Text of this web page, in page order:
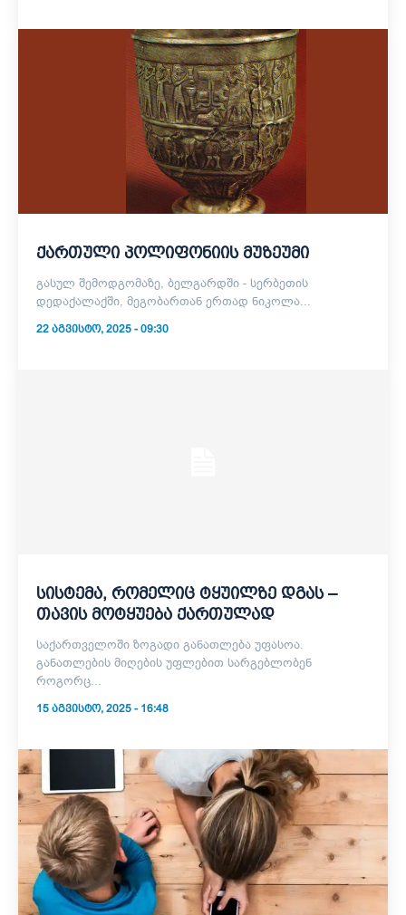
ქართული პოლიფონიის მუზეუმი
გასულ შემოდგომაზე, ბელგარდში - სერბეთის
დედაქალაქში, მეგობართან ერთად ნიკოლა...
22 ᲐᲒᲕᲘᲡᲢᲝ, 2025 - 09:30
სისტემა, რომელიც ტყუილზე დგას –
თავის მოტყუება ქართულად
საქართველოში ზოგადი განათლება უფასოა.
განათლების მიღების უფლებით სარგებლობენ
როგორც...
15 ᲐᲒᲕᲘᲡᲢᲝ, 2025 - 16:48